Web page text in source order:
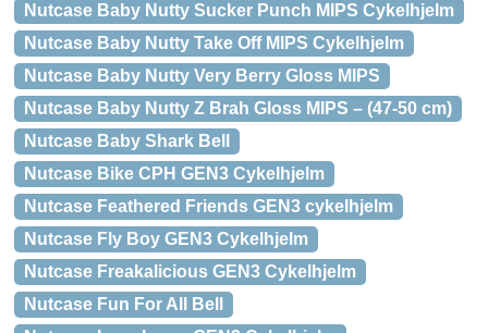
Nutcase Baby Nutty Sucker Punch MIPS Cykelhjelm
Nutcase Baby Nutty Take Off MIPS Cykelhjelm
Nutcase Baby Nutty Very Berry Gloss MIPS
Nutcase Baby Nutty Z Brah Gloss MIPS – (47-50 cm)
Nutcase Baby Shark Bell
Nutcase Bike CPH GEN3 Cykelhjelm
Nutcase Feathered Friends GEN3 cykelhjelm
Nutcase Fly Boy GEN3 Cykelhjelm
Nutcase Freakalicious GEN3 Cykelhjelm
Nutcase Fun For All Bell